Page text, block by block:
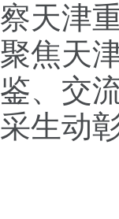
察天津
聚焦天
鉴、交
采生动